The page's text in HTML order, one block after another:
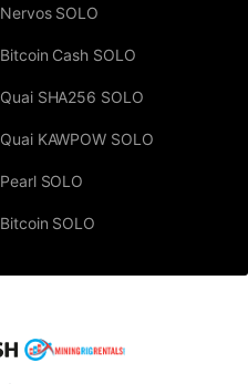
Nervos SOLO
Bitcoin Cash SOLO
Quai SHA256 SOLO
Quai KAWPOW SOLO
Pearl SOLO
Bitcoin SOLO